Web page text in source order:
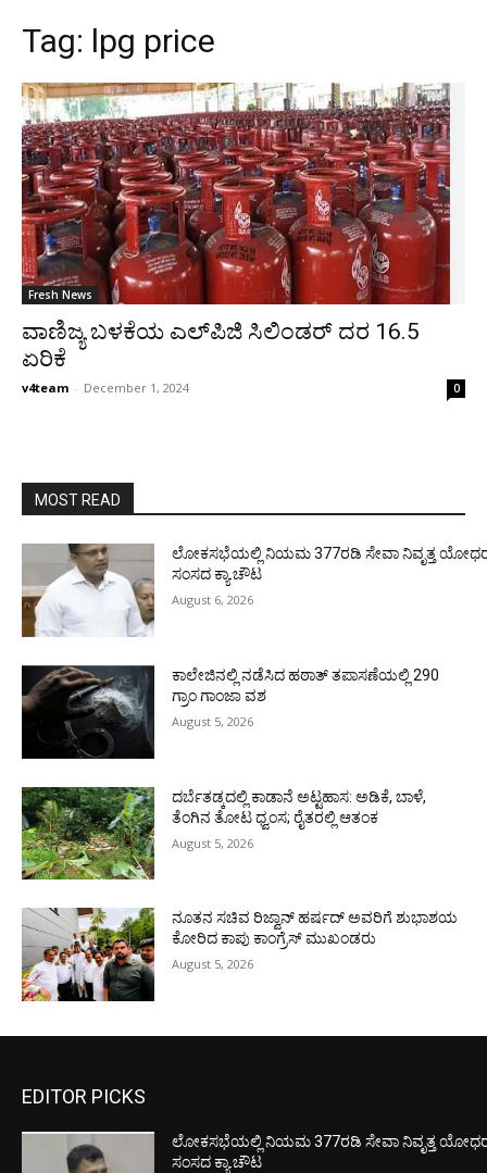
Tag: lpg price
Fresh News
ವಾಣಿಜ್ಯ ಬಳಕೆಯ ಎಲ್‌ಪಿಜಿ ಸಿಲಿಂಡರ್ ದರ 16.5
ಏರಿಕೆ
v4team - December 1, 2024 0
MOST READ
ಲೋಕಸಭೆಯಲ್ಲಿ ನಿಯಮ 377ರಡಿ ಸೇವಾ ನಿವೃತ್ತ
ಸಂಸದ ಕ್ಯಾ.ಚೌಟ
August 6, 2026
ಕಾಲೇಜಿನಲ್ಲಿ ನಡೆಸಿದ ಹಠಾತ್ ತಪಾಸಣೆಯಲ್ಲಿ 290
ಗ್ರಾಂ ಗಾಂಜಾ ವಶ
August 5, 2026
ದರ್ಬೆತಡ್ಕದಲ್ಲಿ ಕಾಡಾನೆ ಅಟ್ಟಹಾಸ: ಅಡಿಕೆ, ಬಾಳೆ,
ತೆಂಗಿನ ತೋಟ ಧ್ವಂಸ; ರೈತರಲ್ಲಿ ಆತಂಕ
August 5, 2026
ನೂತನ ಸಚಿವ ರಿಜ್ವಾನ್ ಹರ್ಷದ್ ಅವರಿಗೆ ಶುಭಾಶಯ
ಕೋರಿದ ಕಾಪು ಕಾಂಗ್ರೆಸ್ ಮುಖಂಡರು
August 5, 2026
EDITOR PICKS
ಲೋಕಸಭೆಯಲ್ಲಿ ನಿಯಮ 377ರಡಿ ಸೇವಾ ನಿವೃತ್ತ
ಸಂಸದ ಕ್ಯಾ.ಚೌಟ